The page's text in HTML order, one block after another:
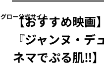
グロー公式サイト
【おすすめ映画
『ジャンヌ・
ネマでぷる肌‼】